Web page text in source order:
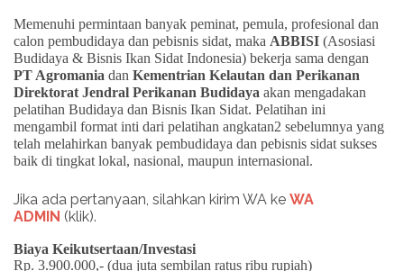
Memenuhi permintaan banyak peminat, pemula, profesional dan
calon pembudidaya dan pebisnis sidat, maka ABBISI (Asosiasi
Budidaya & Bisnis Ikan Sidat Indonesia) bekerja sama dengan
PT Agromania dan Kementrian Kelautan dan Perikanan
Direktorat Jendral Perikanan Budidaya akan mengadakan
pelatihan Budidaya dan Bisnis Ikan Sidat. Pelatihan ini
mengambil format inti dari pelatihan angkatan2 sebelumnya yang
telah melahirkan banyak pembudidaya dan pebisnis sidat sukses
baik di tingkat lokal, nasional, maupun internasional.
Jika ada pertanyaan, silahkan kirim WA ke WA
ADMIN (klik).
Biaya Keikutsertaan/Investasi
Rp. 3.900.000,- (dua juta sembilan ratus ribu rupiah)